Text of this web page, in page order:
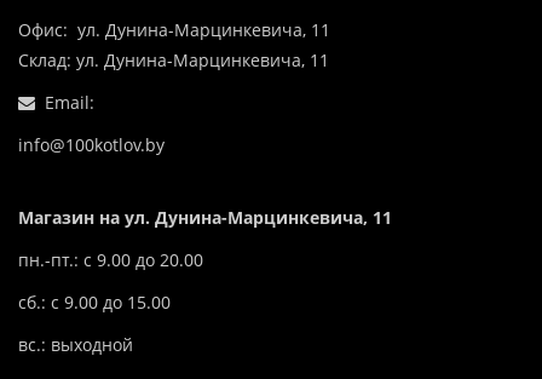
Офис: ул. Дунина-Марцинкевича, 11
Склад: ул. Дунина-Марцинкевича, 11
Email:
info@100kotlov.by
Магазин на ул. Дунина-Марцинкевича, 11
пн.-пт.: с 9.00 до 20.00
сб.: с 9.00 до 15.00
вс.: выходной